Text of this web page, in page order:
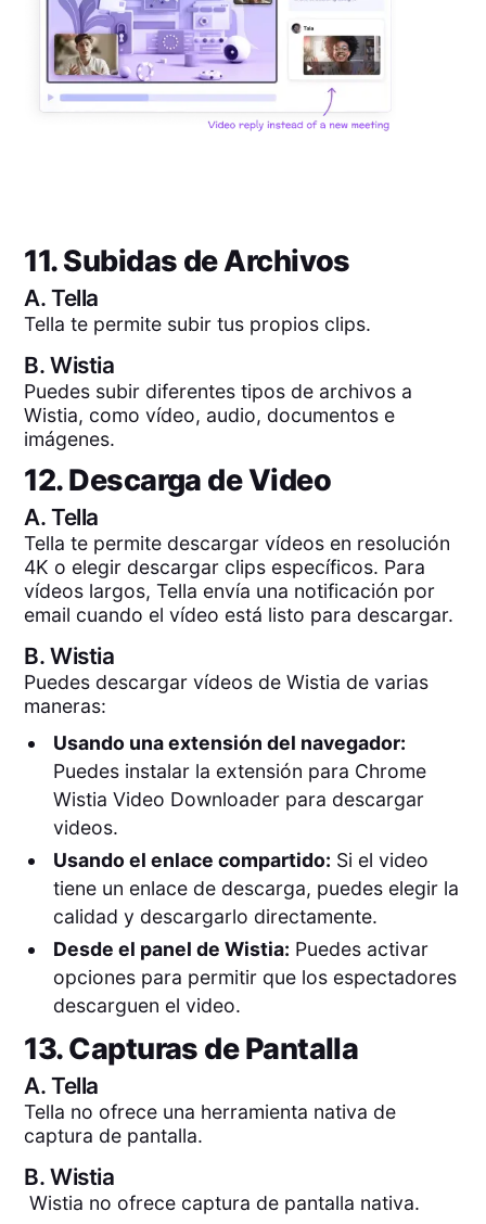
11. Subidas de Archivos
A.Tella
Tella te permite subir tus propios clips.
B.Wistia
Puedes subir diferentes tipos de archivos a
Wistia, como vídeo, audio, documentos e
imágenes.
12. Descarga de Video
A.Tella
Tella te permite descargar vídeos en resolución
4K o elegir descargar clips específicos. Para
vídeos largos, Tella envía una notificación por
email cuando el vídeo está listo para descargar.
B.Wistia
Puedes descargar vídeos de Wistia de varias
maneras:
Usando una extensión del navegador:
Puedes instalar la extensión para Chrome
Wistia Video Downloader para descargar
videos.
Usando el enlace compartido: Si el video
tiene un enlace de descarga, puedes elegir la
calidad y descargarlo directamente.
Desde el panel de Wistia: Puedes activar
opciones para permitir que los espectadores
descarguen el video.
13. Capturas de Pantalla
A.Tella
Tella no ofrece una herramienta nativa de
captura de pantalla.
B.Wistia
Wistia no ofrece captura de pantalla nativa.